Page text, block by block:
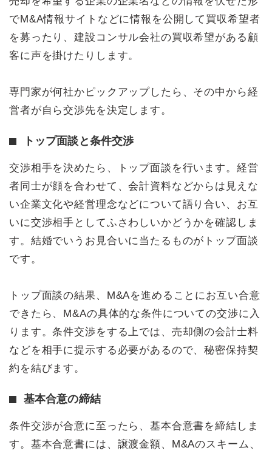
でM&A情報サイトなどに情報を公開して買収希望者
を募ったり、建設コンサル会社の買収希望がある顧
客に声を掛けたりします。
専門家が何社かピックアップしたら、その中から経
営者が自ら交渉先を決定します。
トップ面談と条件交渉
交渉相手を決めたら、トップ面談を行います。経営
者同士が顔を合わせて、会計資料などからは見えな
い企業文化や経営理念などについて語り合い、お互
いに交渉相手としてふさわしいかどうかを確認しま
す。結婚でいうお見合いに当たるものがトップ面談
です。
トップ面談の結果、M&Aを進めることにお互い合意
できたら、M&Aの具体的な条件についての交渉に入
ります。条件交渉をする上では、売却側の会計士料
などを相手に提示する必要があるので、秘密保持契
約を結びます。
基本合意の締結
条件交渉が合意に至ったら、基本合意書を締結しま
す。基本合意書には、譲渡金額、M&Aのスキーム、